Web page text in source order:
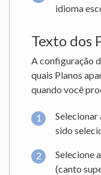
idioma
Texto dos
A configuração
quais Planos
quando você
Selecionar
sido
Selecione
(canto